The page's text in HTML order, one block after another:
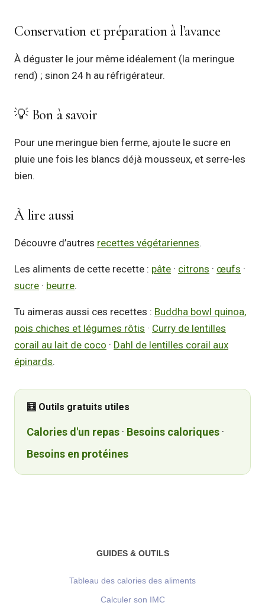
Conservation et préparation à l’avance
À déguster le jour même idéalement (la meringue
rend) ; sinon 24 h au réfrigérateur.
💡 Bon à savoir
Pour une meringue bien ferme, ajoute le sucre en
pluie une fois les blancs déjà mousseux, et serre-les
bien.
À lire aussi
Découvre d’autres recettes végétariennes.
Les aliments de cette recette : pâte · citrons · œufs ·
sucre · beurre.
Tu aimeras aussi ces recettes : Buddha bowl quinoa,
pois chiches et légumes rôtis · Curry de lentilles
corail au lait de coco · Dahl de lentilles corail aux
épinards.
🧮 Outils gratuits utiles
Calories d'un repas · Besoins caloriques ·
Besoins en protéines
GUIDES & OUTILS
Tableau des calories des aliments
Calculer son IMC